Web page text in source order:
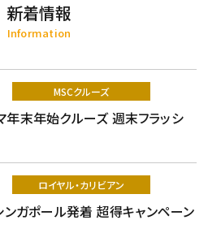
新着情報
Information
MSCクルーズ
年末年始クルーズ 週末フラッシ
ロイヤル・カリビアン
ンガポール発着 超得キャンペーン